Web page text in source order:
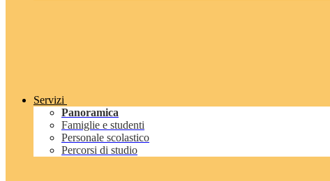
Servizi
Panoramica
Famiglie e studenti
Personale scolastico
Percorsi di studio